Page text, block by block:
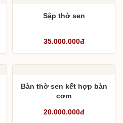
Sập thờ sen
35.000.000đ
Bàn thờ sen kết hợp bàn
cơm
20.000.000đ